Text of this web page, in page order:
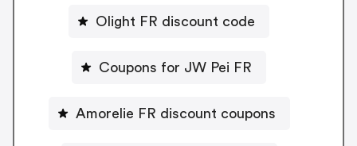
Olight FR discount code
Coupons for JW Pei FR
Amorelie FR discount coupons